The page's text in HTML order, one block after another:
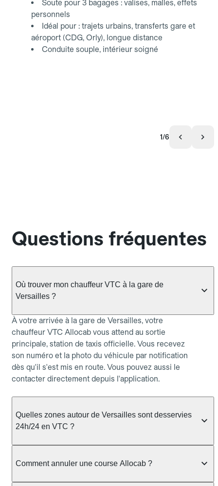
Soute pour 3 bagages : valises, malles, effets
personnels
Idéal pour : trajets urbains, transferts gare et
aéroport (CDG, Orly), longue distance
Conduite souple, intérieur soigné
1/6
Questions fréquentes
Où trouver mon chauffeur VTC à la gare de
Versailles ?
À votre arrivée à la gare de Versailles, votre
chauffeur VTC Allocab vous attend au sortie
principale, station de taxis officielle. Vous recevez
son numéro et la photo du véhicule par notification
dès qu'il s'est mis en route. Vous pouvez aussi le
contacter directement depuis l'application.
Quelles zones autour de Versailles sont desservies
24h/24 en VTC ?
communes voisines : Versailles, Viroflay, Marnes-
Comment annuler une course Allocab ?